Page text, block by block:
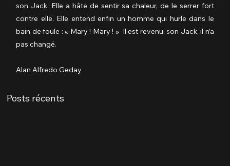
son Jack. Elle a hâte de sentir sa chaleur, de le serrer fort
contre elle. Elle entend enfin un homme qui hurle dans le
bain de foule : « Mary ! Mary ! »  Il est revenu, son Jack, il n’a
pas changé.
Alan Alfredo Geday
Posts récents